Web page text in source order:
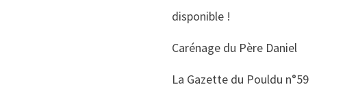
disponible !
Carénage du Père Daniel
La Gazette du Pouldu n°59